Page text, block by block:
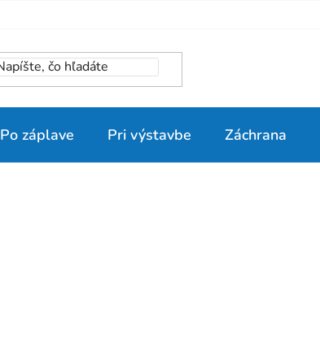
Po záplave Pri výstavbe Záchrana